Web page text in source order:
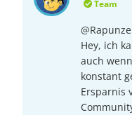
Team
Hey, ich
auch
konstant
Ersparnis